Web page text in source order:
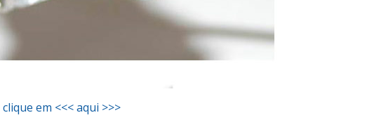
em <<< aqui >>>